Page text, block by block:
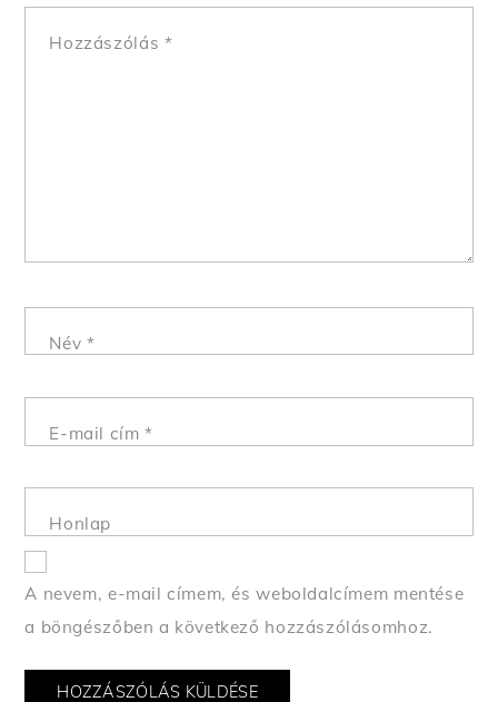
Hozzászólás *
Név *
E-mail cím*
Honlap
A nevem, e-mail címem, és weboldalcímem mentése
a böngészőben a következő hozzászólásomhoz.